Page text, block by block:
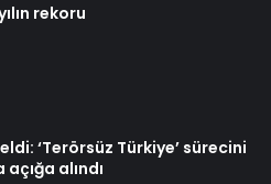
rekoru
‘Terörsüz Türkiye’ sürecini
alındı